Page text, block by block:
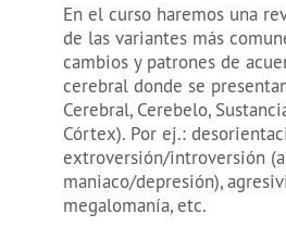
En el curso haremos una
de las variantes más
cambios y patrones de
cerebral donde se
Cerebral, Cerebelo,
Córtex). Por ej.:
extroversión/introversión
maniaco/depresión),
megalomanía, etc.